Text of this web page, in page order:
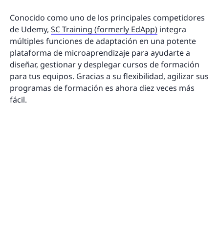
Conocido como uno de los principales competidores
de Udemy, SC Training (formerly EdApp) integra
múltiples funciones de adaptación en una potente
plataforma de microaprendizaje para ayudarte a
diseñar, gestionar y desplegar cursos de formación
para tus equipos. Gracias a su flexibilidad, agilizar sus
programas de formación es ahora diez veces más
fácil.